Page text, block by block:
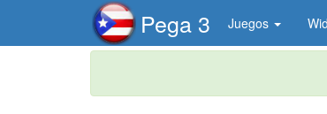
Pega 3 Juegos